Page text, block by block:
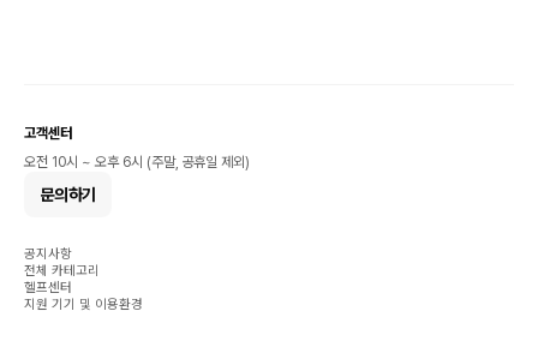
고객센터
오전 10시 ~ 오후 6시 (주말, 공휴일 제외)
문의하기
공지사항
전체 카테고리
헬프센터
지원 기기 및 이용환경